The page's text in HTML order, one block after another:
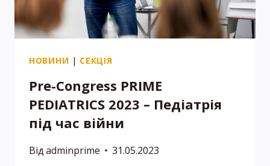
НОВИНИ | СЕКЦІЯ
Pre-Congress PRIME
PEDIATRICS 2023 – Педіатрія
під час війни
Відadminprime 31.05.2023